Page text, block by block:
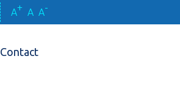
A+ A A-
Contact